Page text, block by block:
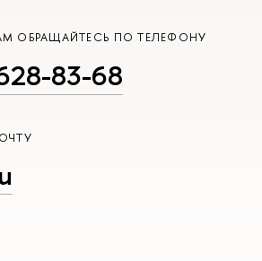
ОБРАЩАЙТЕСЬ ПО ТЕЛЕФОНУ
83-68